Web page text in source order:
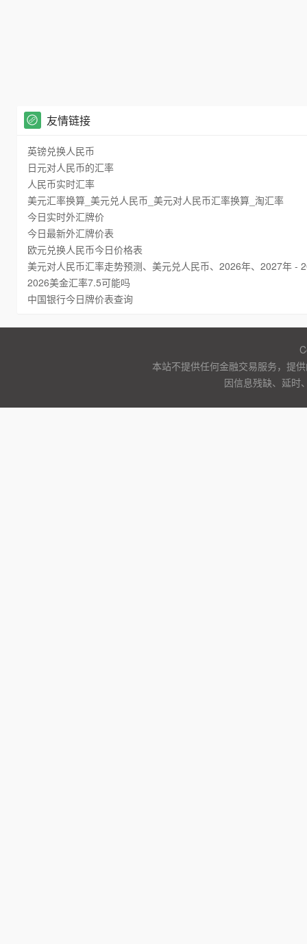
友情链接
英镑兑换人民币
日元对人民币的汇率
人民币实时汇率
美元汇率换算_美元兑人民币_美元对人民币汇率换算_淘汇率
今日实时外汇牌价
今日最新外汇牌价表
欧元兑换人民币今日价格表
美元对人民币汇率走势预测、美元兑人民币、2026年、2027年 -
2026美金汇率7.5可能吗
中国银行今日牌价表查询
本站不提供任何金融交易服务，提
因信息残缺、延时